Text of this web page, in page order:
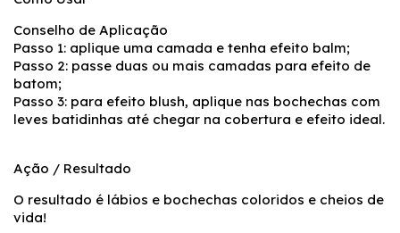
Conselho de Aplicação
Passo 1: aplique uma camada e tenha efeito balm;
Passo 2: passe duas ou mais camadas para efeito de
batom;
Passo 3: para efeito blush, aplique nas bochechas com
leves batidinhas até chegar na cobertura e efeito ideal.
Ação / Resultado
O resultado é lábios e bochechas coloridos e cheios de
vida!